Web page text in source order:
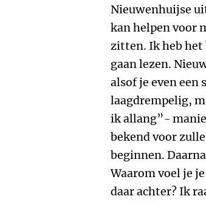
Nieuwenhuijse
kan helpen voor
zitten. Ik heb het
gaan lezen.
alsof je even een
laagdrempelig,
ik allang”-
bekend voor
beginnen.
Waarom voel je
daar achter? Ik